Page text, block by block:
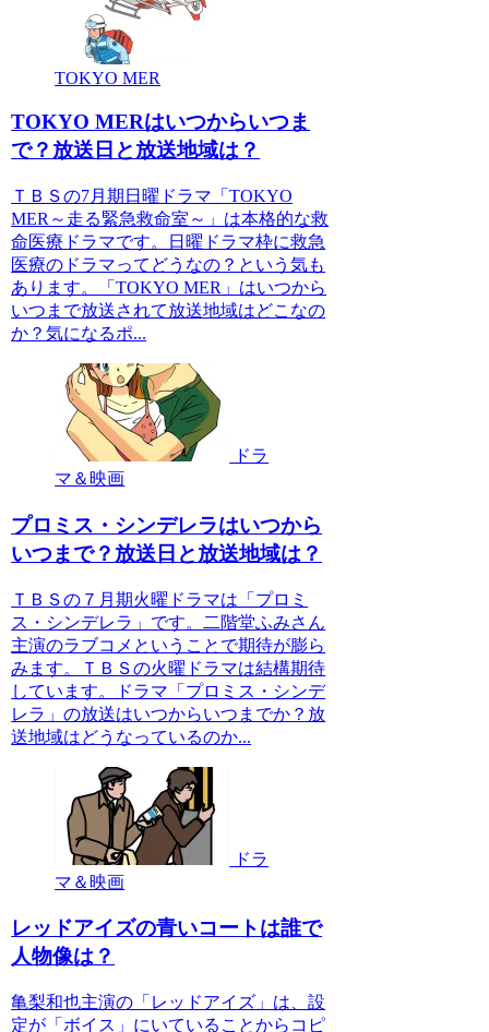
TOKYO MER
TOKYO MERはいつからいつま
で？放送日と放送地域は？
ＴＢＳの7月期日曜ドラマ「TOKYO
MER～走る緊急救命室～」は本格的な救
命医療ドラマです。日曜ドラマ枠に救急
医療のドラマってどうなの？という気も
あります。「TOKYO MER」はいつから
いつまで放送されて放送地域はどこなの
か？気になるポ...
ドラ
マ＆映画
プロミス・シンデレラはいつから
いつまで？放送日と放送地域は？
ＴＢＳの７月期火曜ドラマは「プロミ
ス・シンデレラ」です。二階堂ふみさん
主演のラブコメということで期待が膨ら
みます。ＴＢＳの火曜ドラマは結構期待
しています。ドラマ「プロミス・シンデ
レラ」の放送はいつからいつまでか？放
送地域はどうなっているのか...
ドラ
マ＆映画
レッドアイズの青いコートは誰で
人物像は？
亀梨和也主演の「レッドアイズ」は、設
定が「ボイス」にいていることからコピ